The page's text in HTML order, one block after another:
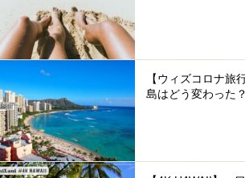
【ウィズコロナ旅
島はどう変わった